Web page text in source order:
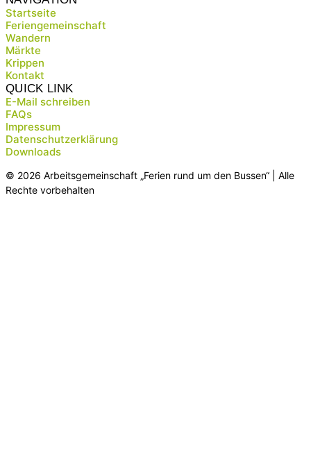
Startseite
Feriengemeinschaft
Wandern
Märkte
Krippen
Kontakt
QUICK LINK
E-Mail schreiben
FAQs
Impressum
Datenschutzerklärung
Downloads
© 2026 Arbeitsgemeinschaft „Ferien rund um den Bussen“ | Alle
Rechte vorbehalten